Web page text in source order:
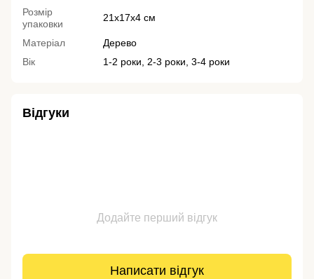
Розмір
упаковки
21х17х4 см
Матеріал
Дерево
Вік
1-2 роки, 2-3 роки, 3-4 роки
Відгуки
Додайте перший відгук
Написати відгук